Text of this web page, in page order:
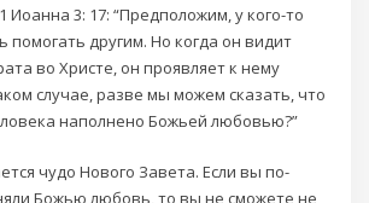
Иоанна 3: 17: “Предположим, у кого-то
помогать другим. Но когда он видит
во Христе, он проявляет к нему
случае, разве мы можем сказать, что
наполнено Божьей любовью?”
чудо Нового Завета. Если вы по-
Божью любовь, то вы не сможете не